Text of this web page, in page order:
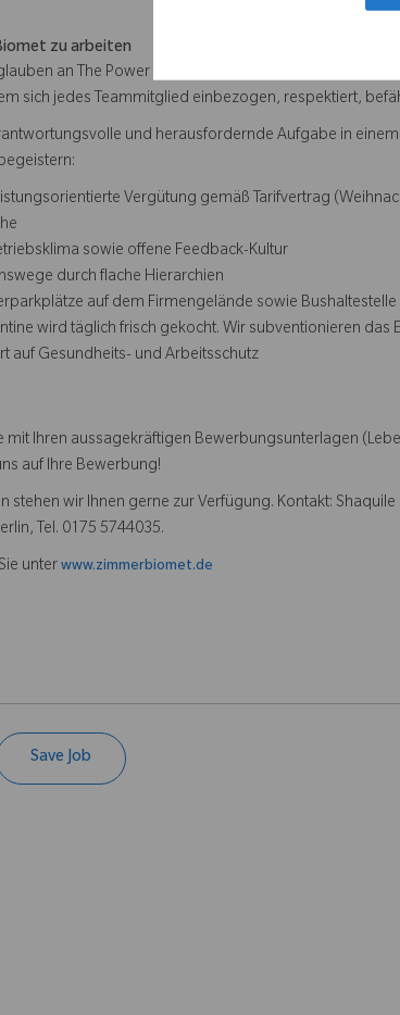
zu arbeiten
an The Power of Us, was bedeutet, dass wir
sich jedes Teammitglied einbezogen, respektiert,
und herausfordernde Aufgabe in
Vergütung gemäß Tarifvertrag
sowie offene Feedback-Kultur
durch flache Hierarchien
auf dem Firmengelände sowie Bushaltestelle
wird täglich frisch gekocht. Wir subventionieren das
auf Gesundheits- und Arbeitsschutz
mit Ihren aussagekräftigen Bewerbungsunterlagen
auf Ihre Bewerbung!
stehen wir Ihnen gerne zur Verfügung. Kontakt:
Tel. 0175 5744035.
unter www.zimmerbiomet.de
Save Job